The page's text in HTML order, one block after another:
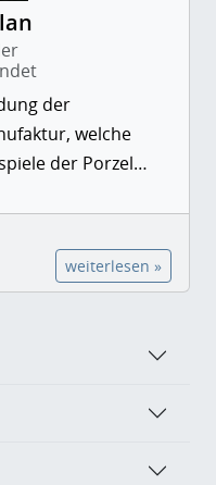
der
welche
der Porzel…
weiterlesen »